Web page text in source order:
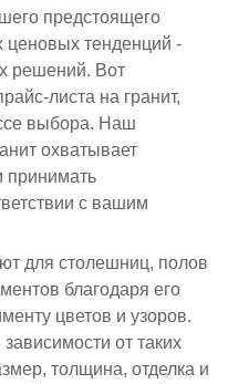
предстоящего
ценовых тенденций -
решений. Вот
листа на гранит,
выбора. Наш
охватывает
принимать
с вашим
для столешниц, полов
благодаря его
цветов и узоров.
от таких
толщина, отделка и